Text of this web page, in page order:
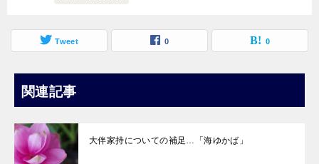
Tweet 0 0
関連記事
大伴家持についての補足…「海ゆかば」